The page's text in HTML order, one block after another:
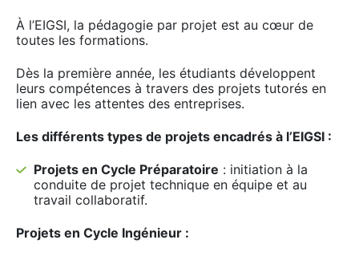
À l’EIGSI, la pédagogie par projet est au cœur de
toutes les formations.
Dès la première année, les étudiants développent
leurs compétences à travers des projets tutorés en
lien avec les attentes des entreprises.
Les différents types de projets encadrés à l’EIGSI :
Projets en Cycle Préparatoire : initiation à la
conduite de projet technique en équipe et au
travail collaboratif.
Projets en Cycle Ingénieur :